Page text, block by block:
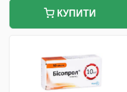
КУПИТИ